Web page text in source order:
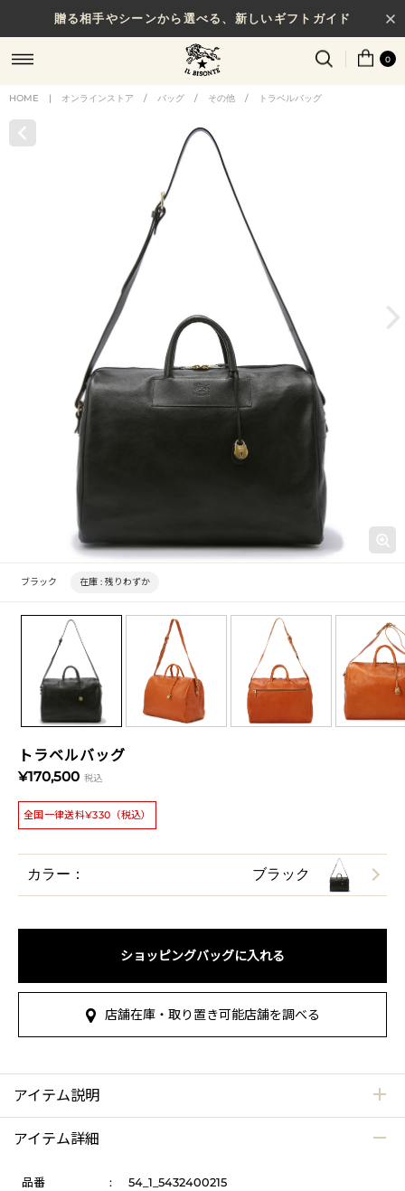
贈る相手やシーンから選べる、新しいギフトガイド
0
HOME | オンラインストア / バッグ / その他 / トラベルバッグ
トラベルバッグ
¥170,500 税込
全国一律送料¥330（税込）
ブラック 在庫 : 残りわずか
カラー： ブラック
ショッピングバッグに入れる
店舗在庫・取り置き可能店舗を調べる
アイテム説明
アイテム詳細
品番 :
54_1_5432400215